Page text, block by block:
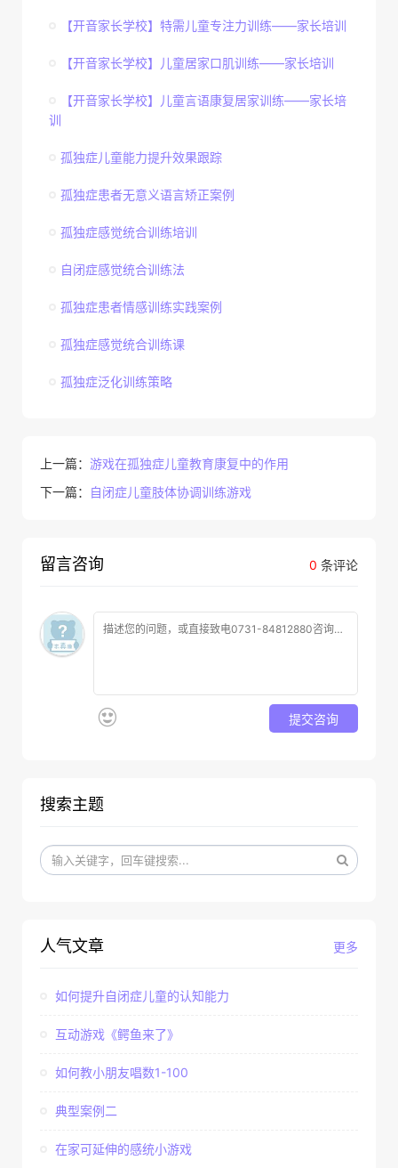
【开音家长学校】特需儿童专注力训练——家长培训
【开音家长学校】儿童居家口肌训练——家长培训
【开音家长学校】儿童言语康复居家训练——家长培
训
孤独症儿童能力提升效果跟踪
孤独症患者无意义语言矫正案例
孤独症感觉统合训练培训
自闭症感觉统合训练法
孤独症患者情感训练实践案例
孤独症感觉统合训练课
孤独症泛化训练策略
上一篇： 游戏在孤独症儿童教育康复中的作用
下一篇：
自闭症儿童肢体协调训练游戏
0 条评论
留言咨询
提交咨询
搜索主题
更多
人气文章
如何提升自闭症儿童的认知能力
互动游戏《鳄鱼来了》
如何教小朋友唱数1-100
典型案例二
在家可延伸的感统小游戏